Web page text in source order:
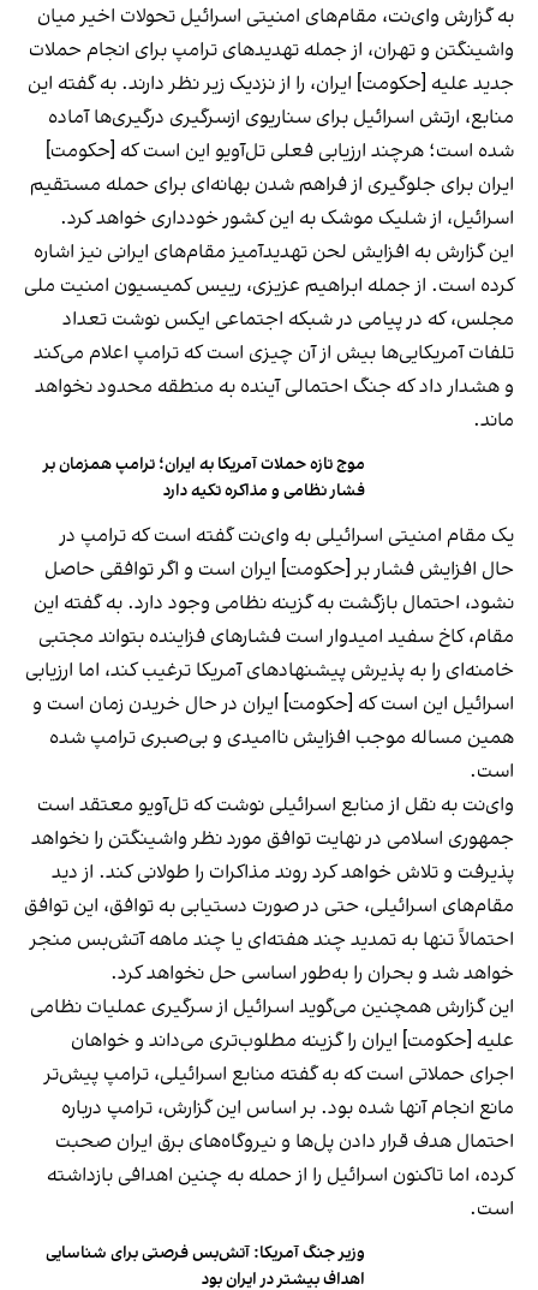
به گزارش وای‌نت، مقام‌های امنیتی اسرائیل تحولات اخیر میان
واشینگتن و تهران، از جمله تهدیدهای ترامپ برای انجام حملات
جدید علیه [حکومت] ایران، را از نزدیک زیر نظر دارند. به گفته این
منابع، ارتش اسرائیل برای سناریوی ازسرگیری درگیری‌ها آماده
شده است؛ هرچند ارزیابی فعلی تل‌آویو این است که [حکومت]
ایران برای جلوگیری از فراهم شدن بهانه‌ای برای حمله مستقیم
اسرائیل، از شلیک موشک به این کشور خودداری خواهد کرد.
این گزارش به افزایش لحن تهدیدآمیز مقام‌های ایرانی نیز اشاره
کرده است. از جمله ابراهیم عزیزی، رییس کمیسیون امنیت ملی
مجلس، که در پیامی در شبکه اجتماعی ایکس نوشت تعداد
تلفات آمریکایی‌ها بیش از آن چیزی است که ترامپ اعلام می‌کند
و هشدار داد که جنگ احتمالی آینده به منطقه محدود نخواهد
ماند.
موج تازه حملات آمریکا به ایران؛ ترامپ همزمان بر
فشار نظامی و مذاکره تکیه دارد
یک مقام امنیتی اسرائیلی به وای‌نت گفته است که ترامپ در
حال افزایش فشار بر [حکومت] ایران است و اگر توافقی حاصل
نشود، احتمال بازگشت به گزینه نظامی وجود دارد. به گفته این
مقام، کاخ سفید امیدوار است فشارهای فزاینده بتواند مجتبی
خامنه‌ای را به پذیرش پیشنهادهای آمریکا ترغیب کند، اما ارزیابی
اسرائیل این است که [حکومت] ایران در حال خریدن زمان است و
همین مساله موجب افزایش ناامیدی و بی‌صبری ترامپ شده
است.
وای‌نت به نقل از منابع اسرائیلی نوشت که تل‌آویو معتقد است
جمهوری اسلامی در نهایت توافق مورد نظر واشینگتن را نخواهد
پذیرفت و تلاش خواهد کرد روند مذاکرات را طولانی کند. از دید
مقام‌های اسرائیلی، حتی در صورت دستیابی به توافق، این توافق
احتمالاً تنها به تمدید چند هفته‌ای یا چند ماهه آتش‌بس منجر
خواهد شد و بحران را به‌طور اساسی حل نخواهد کرد.
این گزارش همچنین می‌گوید اسرائیل از سرگیری عملیات نظامی
علیه [حکومت] ایران را گزینه مطلوب‌تری می‌داند و خواهان
اجرای حملاتی است که به گفته منابع اسرائیلی، ترامپ پیش‌تر
مانع انجام آنها شده بود. بر اساس این گزارش، ترامپ درباره
احتمال هدف قرار دادن پل‌ها و نیروگاه‌های برق ایران صحبت
کرده، اما تاکنون اسرائیل را از حمله به چنین اهدافی بازداشته
است.
وزیر جنگ آمریکا: آتش‌بس فرصتی برای شناسایی
اهداف بیشتر در ایران بود